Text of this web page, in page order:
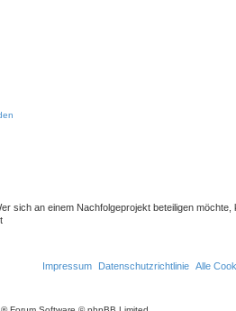
sich an einem Nachfolgeprojekt beteiligen
Alle
Datenschutzrichtlinie
Impressum